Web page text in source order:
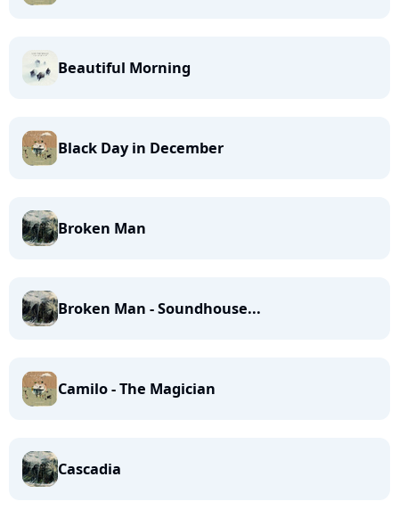
Beautiful Morning
Black Day in December
Broken Man
Broken Man - Soundhouse...
Camilo - The Magician
Cascadia